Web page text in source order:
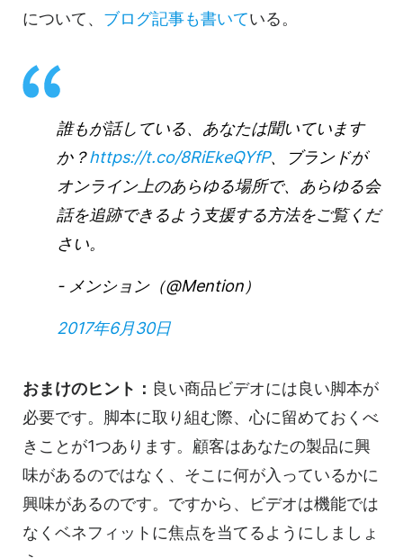
について、 ブログ記事も書いている。
誰もが話している、あなたは聞いています
か？https://t.co/8RiEkeQYfP、ブランドが
オンライン上のあらゆる場所で、あらゆる会
話を追跡できるよう支援する方法をご覧くだ
さい。
- メンション（@Mention）
2017年6月30日
おまけのヒント： 良い商品ビデオには良い脚本が
必要です。脚本に取り組む際、心に留めておくべ
きことが1つあります。顧客はあなたの製品に興
味があるのではなく、そこに何が入っているかに
興味があるのです。ですから、ビデオは機能では
なくベネフィットに焦点を当てるようにしましょ